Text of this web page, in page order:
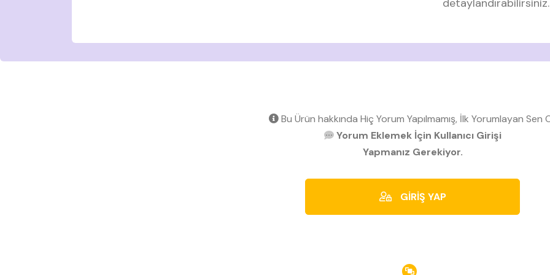
detaylandırabilirsiniz.
Bu Ürün hakkında Hiç Yorum Yapılmamış, İlk Yorumlayan Sen
Yorum Eklemek İçin Kullanıcı Girişi
Yapmanız Gerekiyor.
GİRİŞ YAP